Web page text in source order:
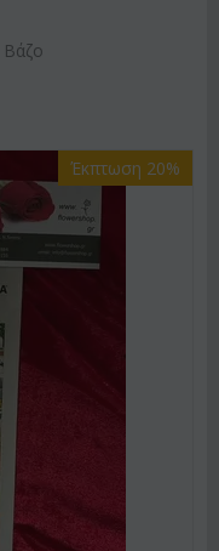
Βάζο
Έκπτωση 20%